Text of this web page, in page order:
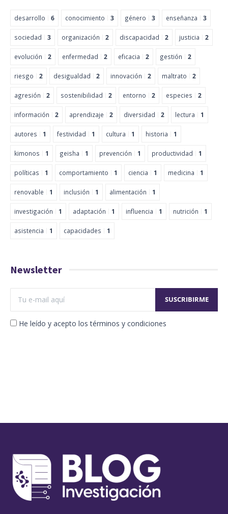
desarrollo 6 conocimiento 3 género 3 enseñanza 3
sociedad 3 organización 2 discapacidad 2 justicia 2
evolución 2 enfermedad 2 eficacia 2 gestión 2
riesgo 2 desigualdad 2 innovación 2 maltrato 2
agresión 2 sostenibilidad 2 entorno 2 especies 2
información 2 aprendizaje 2 diversidad 2 lectura 1
autores 1 festividad 1 cultura 1 historia 1
kimonos 1 geisha 1 prevención 1 productividad 1
políticas 1 comportamiento 1 ciencia 1 medicina 1
renovable 1 inclusión 1 alimentación 1
investigación 1 adaptación 1 influencia 1 nutrición 1
asistencia 1 capacidades 1
Newsletter
He leído y acepto los términos y condiciones